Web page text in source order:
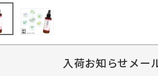
入荷お知らせメー